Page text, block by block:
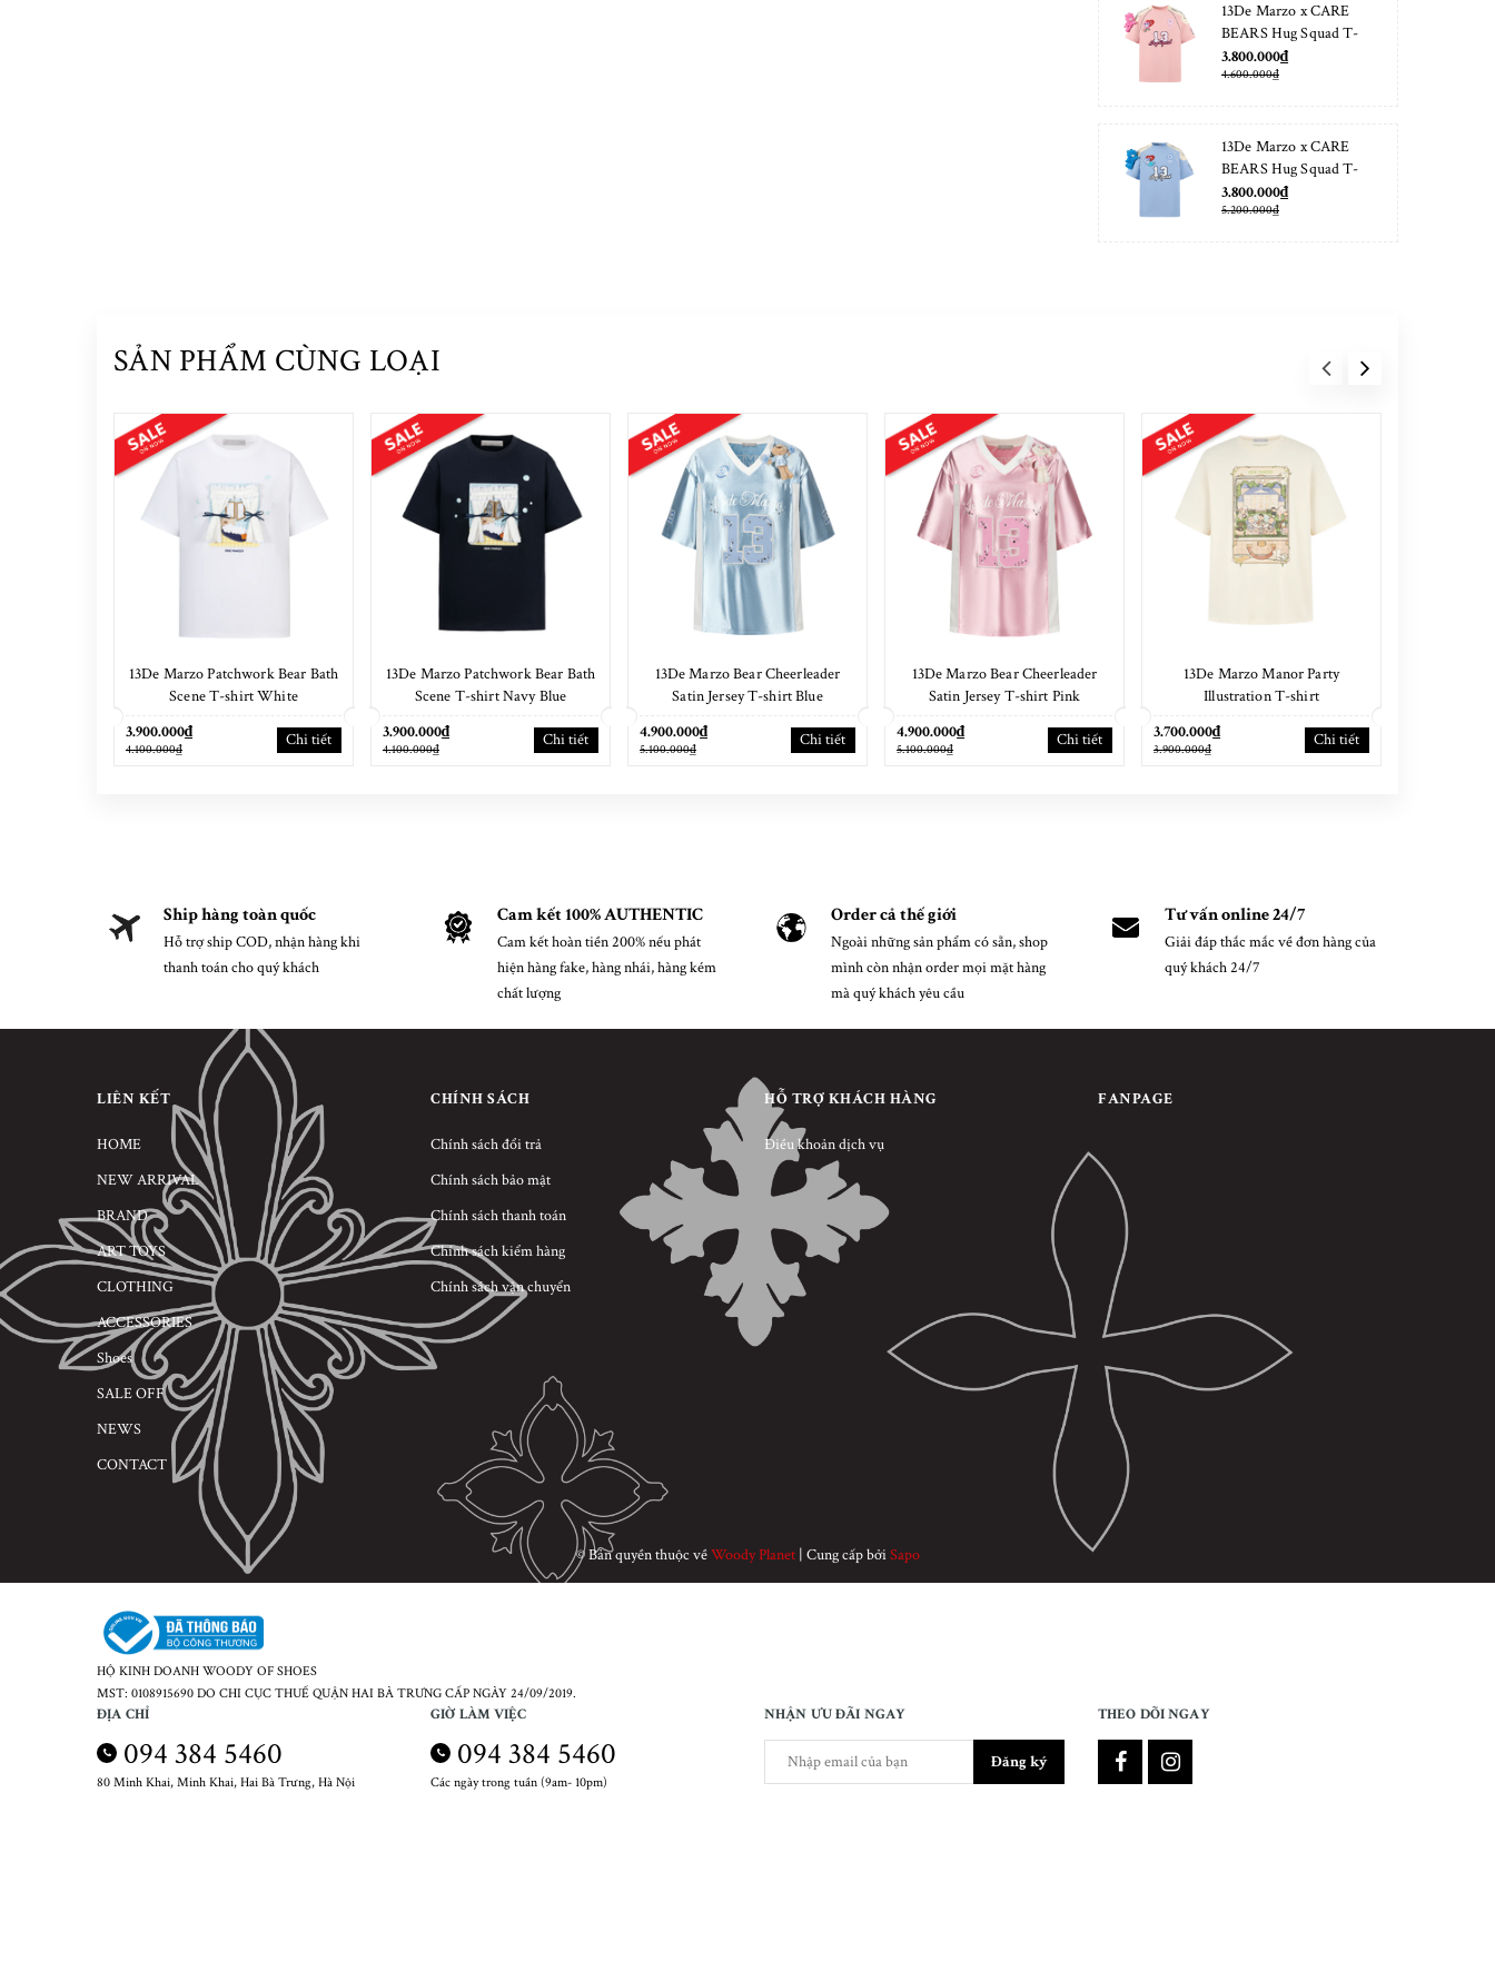
13De Marzo x CARE
BEARS Hug Squad T-
shirt Almond Blossom
3.800.000₫
4.600.000₫
13De Marzo x CARE
BEARS Hug Squad T-
shirt Placid Blue
3.800.000₫
5.200.000₫
SẢN PHẨM CÙNG LOẠI
13De Marzo Patchwork Bear Bath
Scene T-shirt White
3.900.000₫
4.100.000₫ Chi tiết
13De Marzo Patchwork Bear Bath
Scene T-shirt Navy Blue
3.900.000₫
4.100.000₫ Chi tiết
13De Marzo Bear Cheerleader
Satin Jersey T-shirt Blue
4.900.000₫
5.100.000₫ Chi tiết
13De Marzo Bear Cheerleader
Satin Jersey T-shirt Pink
4.900.000₫
5.100.000₫ Chi tiết
13De Marzo Manor Party
Illustration T-shirt
3.700.000₫
3.900.000₫ Chi tiết
Ship hàng toàn quốc
Hỗ trợ ship COD, nhận hàng khi
thanh toán cho quý khách
Cam kết 100% AUTHENTIC
Cam kết hoàn tiền 200% nếu phát
hiện hàng fake, hàng nhái, hàng kém
chất lượng
Order cả thế giới
Ngoài những sản phẩm có sẵn, shop
mình còn nhận order mọi mặt hàng
mà quý khách yêu cầu
Tư vấn online 24/7
Giải đáp thắc mắc về đơn hàng của
quý khách 24/7
LIÊN KẾT
HOME
NEW ARRIVAL
BRAND
ART TOYS
CLOTHING
ACCESSORIES
Shoes
SALE OFF
NEWS
CONTACT
CHÍNH SÁCH
Chính sách đổi trả
Chính sách bảo mật
Chính sách thanh toán
Chính sách kiểm hàng
Chính sách vận chuyển
HỖ TRỢ KHÁCH HÀNG
Điều khoản dịch vụ
FANPAGE
© Bản quyền thuộc vềWoody Planet | Cung cấp bởiSapo
HỘ KINH DOANH WOODY OF SHOES
MST: 0108915690 DO CHI CỤC THUẾ QUẬN HAI BÀ TRƯNG CẤP NGÀY 24/09/2019.
ĐỊA CHỈ
094 384 5460
80 Minh Khai, Minh Khai, Hai Bà Trưng, Hà Nội
GIỜ LÀM VIỆC
094 384 5460
Các ngày trong tuần (9am- 10pm)
NHẬN ƯU ĐÃI NGAY
Đăng ký
THEO DÕI NGAY